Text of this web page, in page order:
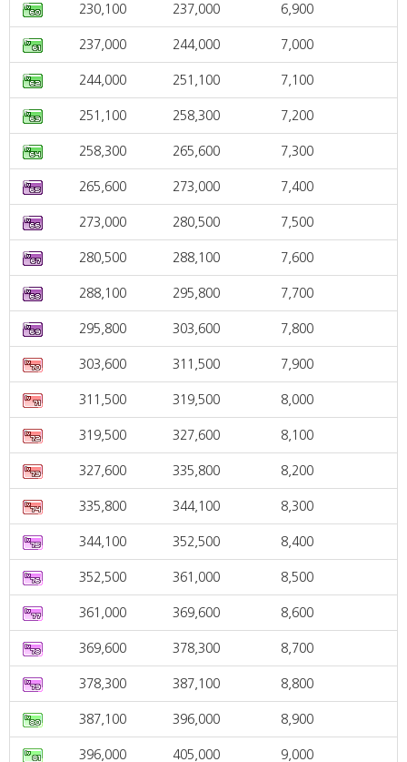
230,100 237,000 6,900
237,000 244,000 7,000
244,000 251,100 7,100
251,100 258,300 7,200
258,300 265,600 7,300
265,600 273,000 7,400
273,000 280,500 7,500
280,500 288,100 7,600
288,100 295,800 7,700
295,800 303,600 7,800
303,600 311,500 7,900
311,500 319,500 8,000
319,500 327,600 8,100
327,600 335,800 8,200
335,800 344,100 8,300
344,100 352,500 8,400
352,500 361,000 8,500
361,000 369,600 8,600
369,600 378,300 8,700
378,300 387,100 8,800
387,100 396,000 8,900
396,000 405,000 9,000